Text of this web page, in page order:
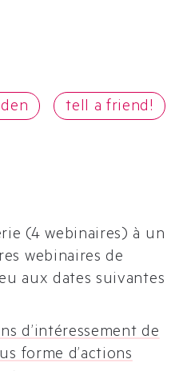
tell a friend!
(4 webinaires) à un
webinaires de
aux dates suivantes
d’intéressement de
forme d’actions